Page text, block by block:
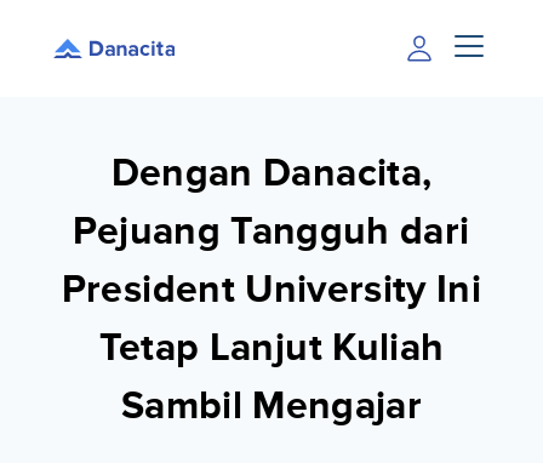
Dengan Danacita,
Pejuang Tangguh dari
President University Ini
Tetap Lanjut Kuliah
Sambil Mengajar